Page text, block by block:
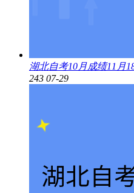
湖北自考10月成绩11月
243 07-29